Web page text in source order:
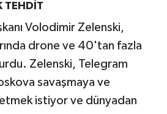
TEHDİT
Volodimir Zelenski,
drone ve 40'tan fazla
Zelenski, Telegram
savaşmaya ve
istiyor ve dünyadan